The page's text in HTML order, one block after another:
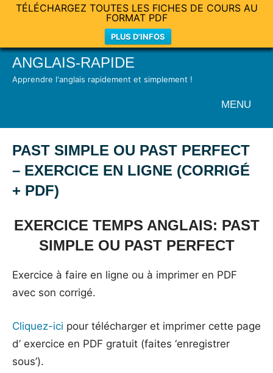
TÉLÉCHARGEZ TOUTES LES FICHES DE COURS AU
FORMAT PDF
PLUS D'INFOS
SkipANGLAIS-RAPIDE
Apprendre l'anglais rapidement et simplement !
MENU
PAST SIMPLE OU PAST PERFECT
– EXERCICE EN LIGNE (CORRIGÉ
+ PDF)
on
2021
Mat
Exercices
EXERCICE TEMPS ANGLAIS: PAST
SIMPLE OU PAST PERFECT
Exercice à faire en ligne ou à imprimer en PDF
avec son corrigé.
Cliquez-ici pour télécharger et imprimer cette page
d’ exercice en PDF gratuit (faites ‘enregistrer
sous’).